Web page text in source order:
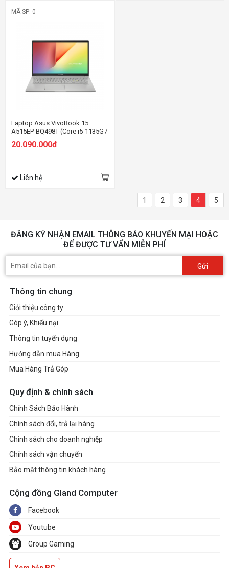
MÃ SP: 0
Laptop Asus VivoBook 15
A515EP-BQ498T (Core i5-1135G7
inch FHD | Win 10 | Bạc)
20.090.000đ
Liên hệ
1 2 3 4 5
ĐĂNG KÝ NHẬN EMAIL THÔNG BÁO KHUYẾN MẠI HOẶC
ĐỂ ĐƯỢC TƯ VẤN MIỄN PHÍ
Gửi
Thông tin chung
Giới thiệu công ty
Góp ý, Khiếu nại
Thông tin tuyển dụng
Hướng dẫn mua Hàng
Mua Hàng Trả Góp
Quy định & chính sách
Chính Sách Bảo Hành
Chính sách đổi, trả lại hàng
Chính sách cho doanh nghiệp
Chính sách vận chuyển
Bảo mật thông tin khách hàng
Cộng đồng Gland Computer
Facebook
Youtube
Group Gaming